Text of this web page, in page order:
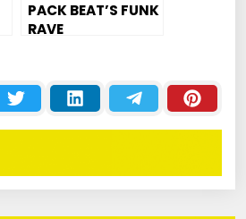
PACK BEAT’S FUNK
RAVE